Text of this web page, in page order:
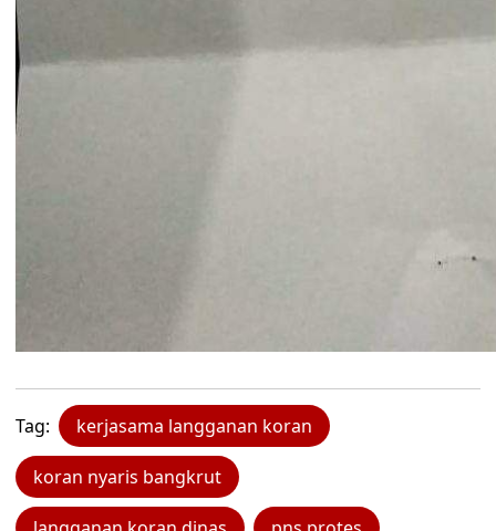
Tag: kerjasama langganan koran
koran nyaris bangkrut